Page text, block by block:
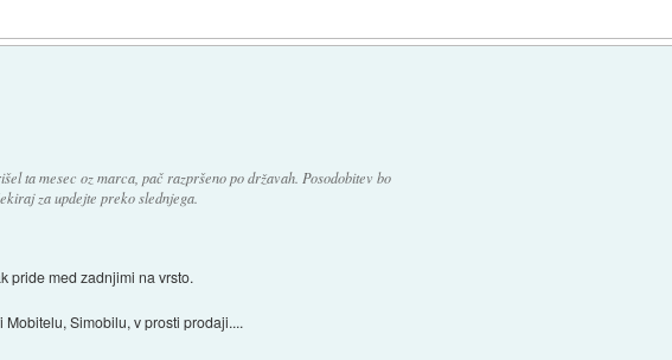
ta mesec oz marca, pač razpršeno po državah. Posodobitev bo
za updejte preko slednjega.
pride med zadnjimi na vrsto.
Simobilu, v prosti prodaji....